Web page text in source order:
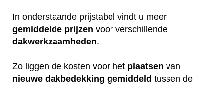
In onderstaande prijstabel vindt u meer
gemiddelde prijzen voor verschillende
dakwerkzaamheden.
Zo liggen de kosten voor het plaatsen van
nieuwe dakbedekking gemiddeld tussen de